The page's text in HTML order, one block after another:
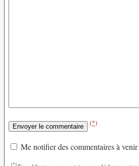
(*)
Me notifier des commentaires à
(*)